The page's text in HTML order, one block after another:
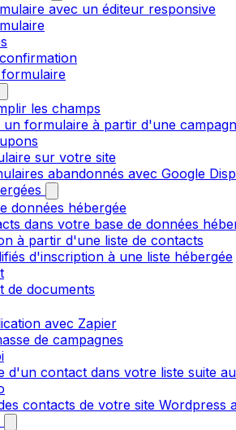
avec un éditeur responsive
les champs
un formulaire à partir d'une
sur votre site
abandonnés avec Google
données hébergée
dans votre base de données
à partir d'une liste de contacts
d'inscription à une liste hébergée
de documents
avec Zapier
de campagnes
d'un contact dans votre liste suite
contacts de votre site Wordpress